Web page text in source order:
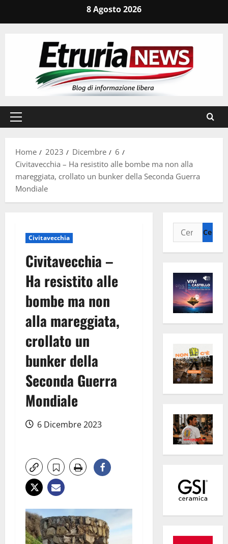
8 Agosto 2026
Menu
Home
2023 Dicembre
6
Civitavecchia – Ha resistito alle bombe ma non alla
mareggiata, crollato un bunker della Seconda Guerra
Mondiale
Civitavecchia
Civitavecchia –
Ha resistito alle
bombe ma non
alla mareggiata,
crollato un
bunker della
Seconda Guerra
Mondiale
6 Dicembre 2023
Ricerca
per: